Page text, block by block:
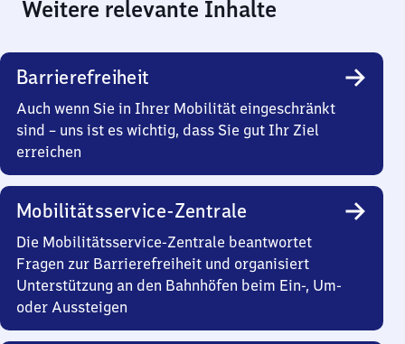
Weitere relevante Inhalte
Barrierefreiheit
Auch wenn Sie in Ihrer Mobilität eingeschränkt
sind – uns ist es wichtig, dass Sie gut Ihr Ziel
erreichen
Mobilitätsservice-Zentrale
Die Mobilitätsservice-Zentrale beantwortet
Fragen zur Barrierefreiheit und organisiert
Unterstützung an den Bahnhöfen beim Ein-, Um-
oder Aussteigen